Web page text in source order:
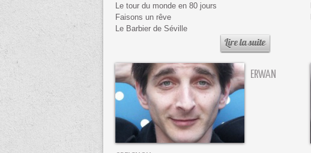
Le tour du monde en 80 jours
Faisons un rêve
Le Barbier de Séville
ERWAN